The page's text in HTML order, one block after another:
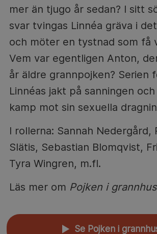
mer än tjugo år sedan? I sitt
svar tvingas Linnéa gräva i
och möter en tystnad som få
Vem var egentligen Anton,
år äldre grannpojken? Serien
Linnéas jakt på sanningen
kamp mot sin sexuella
I rollerna: Sannah Nedergård,
Slätis, Sebastian Blomqvist,
Tyra Wingren, m.fl.
Läs mer om Pojken i
▲ Se Pojken i